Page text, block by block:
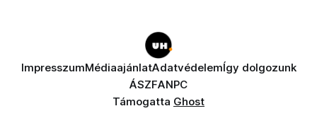
ImpresszumMédiaajánlatAdatvédelemÍgy dolgozunk
ÁSZFANPC
Támogatta Ghost